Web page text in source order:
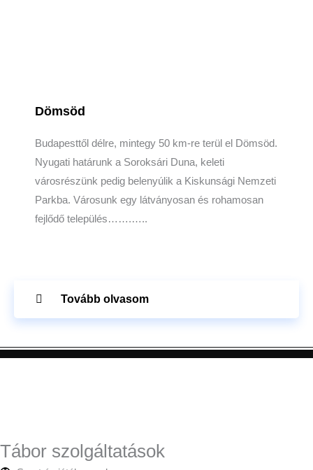
Dömsöd
Budapesttől délre, mintegy 50 km-re terül el Dömsöd.
Nyugati határunk a Soroksári Duna, keleti
városrészünk pedig belenyúlik a Kiskunsági Nemzeti
Parkba. Városunk egy látványosan és rohamosan
fejlődő település…….…..
Tovább olvasom
Tábor szolgáltatások